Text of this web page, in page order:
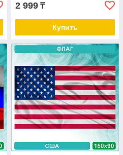
2 999 ₸
Купить